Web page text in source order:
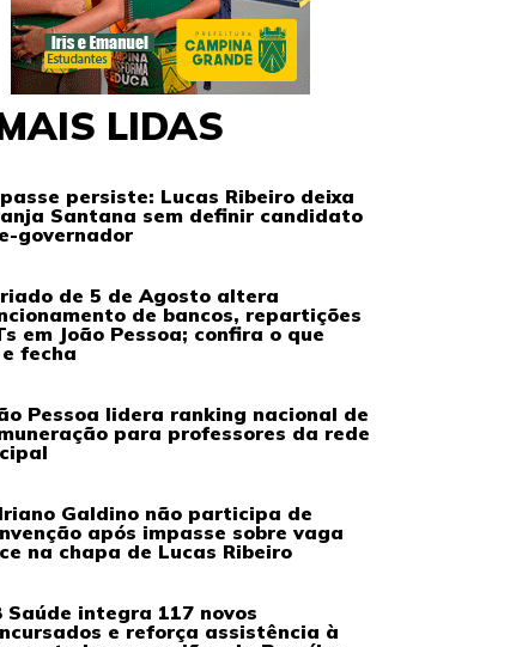
LIDAS
persiste: Lucas Ribeiro deixa
Santana sem definir candidato
governador
de 5 de Agosto altera
de bancos, repartições
em João Pessoa; confira o que
fecha
Pessoa lidera ranking nacional de
para professores da rede
Galdino não participa de
após impasse sobre vaga
na chapa de Lucas Ribeiro
Saúde integra 117 novos
e reforça assistência à